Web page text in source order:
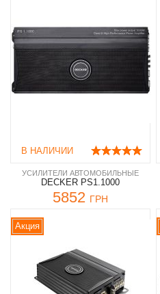
В НАЛИЧИИ
УСИЛИТЕЛИ АВТОМОБИЛЬНЫЕ
DECKER PS1.1000
5852 ГРН
Акция